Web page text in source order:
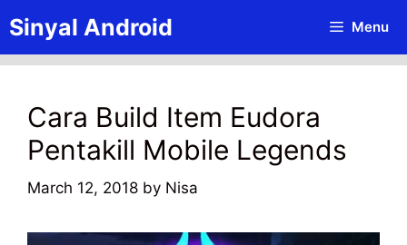
to
content
Sinyal Android Menu
Cara Build Item Eudora
Pentakill Mobile Legends
March 12, 2018 by Nisa